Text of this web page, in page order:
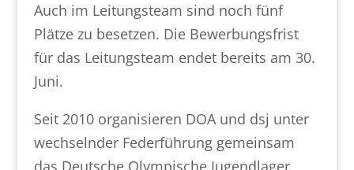
Auch im Leitungsteam sind noch fünf
Plätze zu besetzen. Die Bewerbungsfrist
für das Leitungsteam endet bereits am 30.
Juni.
Seit 2010 organisieren DOA und dsj unter
wechselnder Federführung gemeinsam
das Deutsche Olympische Jugendlager